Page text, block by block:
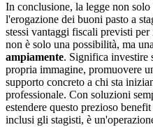
In conclusione, la legge non
l'erogazione dei buoni pasto a
stessi vantaggi fiscali previsti
non è solo una possibilità, ma una
ampiamente. Significa investire
propria immagine, promuovere
supporto concreto a chi sta
professionale. Con soluzioni
estendere questo prezioso
inclusi gli stagisti, è